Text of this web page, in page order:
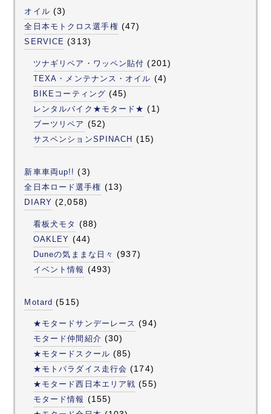
オイル (3)
全日本モトクロス選手権 (47)
SERVICE (313)
ツナギリペア・ワッペン貼付 (201)
TEXA・メンテナンス・オイル (4)
BIKEコーティング (45)
レンタルバイク★モタード★ (1)
ブーツリペア (52)
サスペンションSPINACH (15)
新車車両up!! (3)
全日本ロード選手権 (13)
DIARY (2,058)
看板犬モタ (88)
OAKLEY (44)
Duneの気ままな日々 (937)
イベント情報 (493)
Motard (515)
★モタードサンデーレース (94)
モタード仲間紹介 (30)
★モタードスクール (85)
★モトパラダイス走行会 (174)
★モタード西日本エリア戦 (55)
モタード情報 (155)